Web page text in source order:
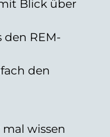
Blick über
den REM-
den
wissen